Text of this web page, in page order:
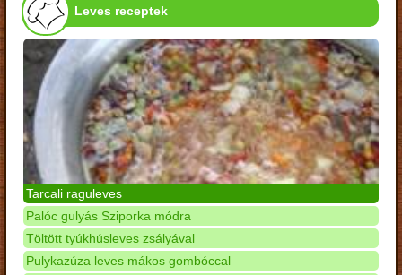
Leves receptek
Tarcali raguleves
Palóc gulyás Sziporka módra
Töltött tyúkhúsleves zsályával
Pulykazúza leves mákos gombóccal